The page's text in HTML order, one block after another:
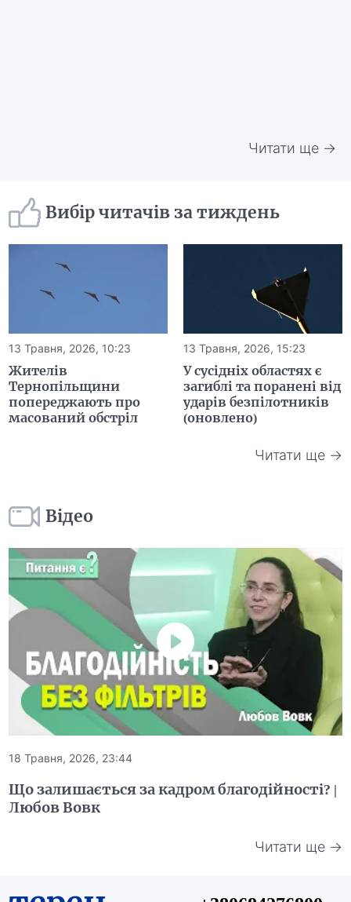
Читати ще →
Вибір читачів за тиждень
13 Травня, 2026, 10:23
Жителів
Тернопільщини
попереджають про
масований обстріл
13 Травня, 2026, 15:23
У сусідніх областях є
загиблі та поранені від
ударів безпілотників
(оновлено)
Читати ще →
Відео
18 Травня, 2026, 23:44
Що залишається за кадром благодійності? |
Любов Вовк
Читати ще →